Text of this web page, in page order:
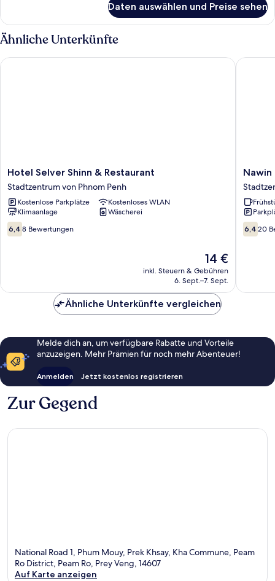
Doppelzimmer
Daten auswählen und Preise sehen
Ähnliche Unterkünfte
Hotel
Selver
Shinn
&
Restaurant
Stadtzentrum
von
Hotel Selver Shinn & Restaurant
Stadtzentrum von Phnom Penh
Kostenlose Parkplätze
Kostenloses WLAN
Klimaanlage
Wäscherei
6.4
von
6,4 8 Bewertungen
Der
Preis
beträgt
14 €
inkl. Steuern & Gebühren
6. Sept.–7. Sept.
Hotel Selver Shinn & Restaurant
Nawin
von
Phnom
Penh
Nawin
6.4
von
6,4 20
Nawin
Ähnliche Unterkünfte vergleichen
Melde dich an, um verfügbare Rabatte und Vorteile
anzuzeigen. Mehr Prämien für noch mehr Abenteuer!
Anmelden Jetzt kostenlos registrieren
Zur Gegend
National Road 1, Phum Mouy, Prek Khsay, Kha Commune, Peam
Ro District, Peam Ro, Prey Veng, 14607
Auf Karte anzeigen